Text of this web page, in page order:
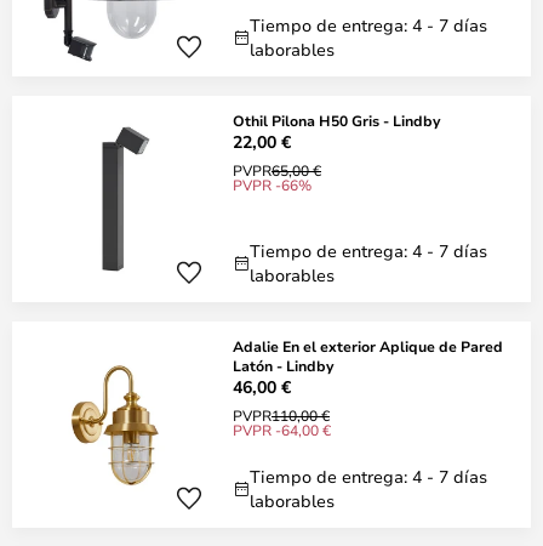
Tiempo de entrega: 4 - 7 días
laborables
Othil Pilona H50 Gris - Lindby
22,00 €
PVPR65,00 €
PVPR -66%
Tiempo de entrega: 4 - 7 días
laborables
Adalie En el exterior Aplique de Pared
Latón - Lindby
46,00 €
PVPR110,00 €
PVPR -64,00 €
Tiempo de entrega: 4 - 7 días
laborables